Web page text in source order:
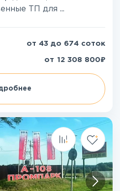
ТП для ...
от 43 до 674 соток
от 12 308 800₽